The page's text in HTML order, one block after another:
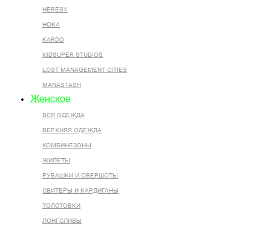
HERESY
HOKA
KARDO
KIDSUPER STUDIOS
LOST MANAGEMENT CITIES
MANASTASH
Женское
ВСЯ ОДЕЖДА
ВЕРХНЯЯ ОДЕЖДА
КОМБИНЕЗОНЫ
ЖИЛЕТЫ
РУБАШКИ И ОВЕРШОТЫ
СВИТЕРЫ И КАРДИГАНЫ
ТОЛСТОВКИ
ЛОНГСЛИВЫ